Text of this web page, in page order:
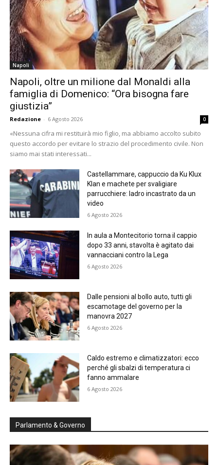
Napoli
Napoli, oltre un milione dal Monaldi alla
famiglia di Domenico: “Ora bisogna fare
giustizia”
Redazione - 6 Agosto 2026 0
«Nessuna cifra mi restituirà mio figlio, ma abbiamo accolto subito
questo accordo per evitare lo strazio del procedimento civile. Non
siamo mai stati interessati...
Castellammare, cappuccio da Ku Klux
Klan e machete per svaligiare
parrucchiere: ladro incastrato da un
video
6 Agosto 2026
In aula a Montecitorio torna il cappio
dopo 33 anni, stavolta è agitato dai
vannacciani contro la Lega
6 Agosto 2026
Dalle pensioni al bollo auto, tutti gli
escamotage del governo per la
manovra 2027
6 Agosto 2026
Caldo estremo e climatizzatori: ecco
perché gli sbalzi di temperatura ci
fanno ammalare
6 Agosto 2026
Parlamento & Governo